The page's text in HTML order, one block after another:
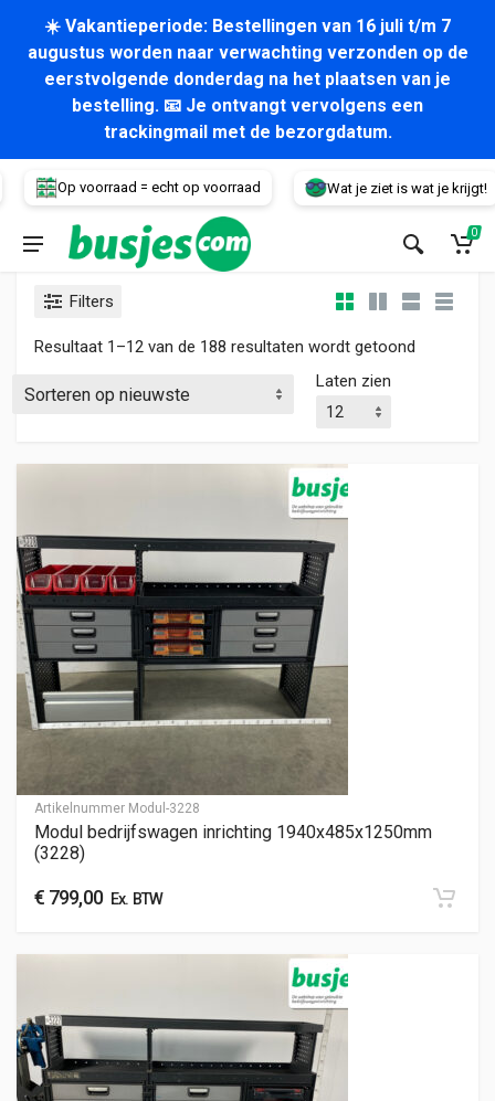
☀️ Vakantieperiode: Bestellingen van 16 juli t/m 7
augustus worden naar verwachting verzonden op de
eerstvolgende donderdag na het plaatsen van je
bestelling. 📧 Je ontvangt vervolgens een
trackingmail met de bezorgdatum.
Op voorraad = echt op voorraad Wat je ziet is wat je krijgt!
Voertuig
0
Filters
Resultaat 1–12 van de 188 resultaten wordt getoond
Laten zien
Artikelnummer Modul-3228
Modul bedrijfswagen inrichting 1940x485x1250mm
(3228)
€ 799,00Ex. BTW